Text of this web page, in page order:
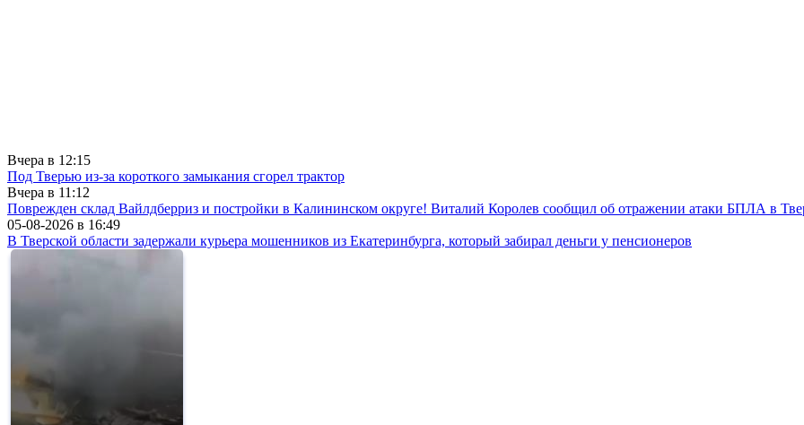
Вчера в 12:15
Под Тверью из-за короткого замыкания сгорел трактор
Вчера в 11:12
Поврежден склад Вайлдберриз и постройки в Калининском округе! Виталий Королев сообщил об отражении атаки БПЛА в
05-08-2026 в 16:49
В Тверской области задержали курьера мошенников из Екатеринбурга, который забирал деньги у пенсионеров